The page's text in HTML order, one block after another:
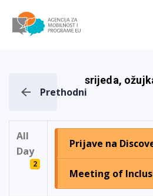
Prethodni
srijeda,
All
Day
2
Prijave na
Meeting of